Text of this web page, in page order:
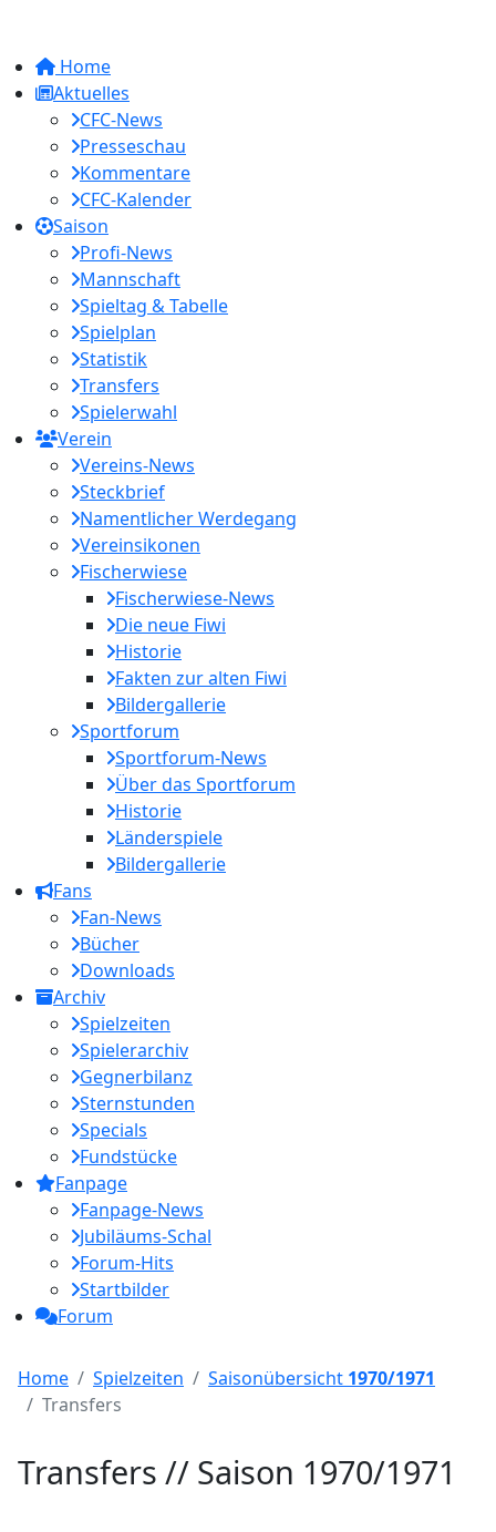
Home
Aktuelles
CFC-News
Presseschau
Kommentare
CFC-Kalender
Saison
Profi-News
Mannschaft
Spieltag & Tabelle
Spielplan
Statistik
Transfers
Spielerwahl
Verein
Vereins-News
Steckbrief
Namentlicher Werdegang
Vereinsikonen
Fischerwiese
Fischerwiese-News
Die neue Fiwi
Historie
Fakten zur alten Fiwi
Bildergallerie
Sportforum
Sportforum-News
Über das Sportforum
Historie
Länderspiele
Bildergallerie
Fans
Fan-News
Bücher
Downloads
Archiv
Spielzeiten
Spielerarchiv
Gegnerbilanz
Sternstunden
Specials
Fundstücke
Fanpage
Fanpage-News
Jubiläums-Schal
Forum-Hits
Startbilder
Forum
Home Spielzeiten Saisonübersicht 1970/1971
Transfers
Transfers // Saison 1970/1971